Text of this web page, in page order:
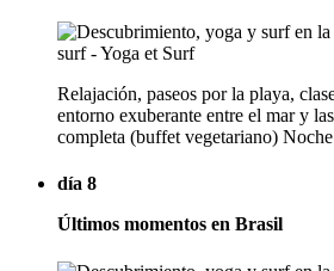
Relajación, paseos por la playa,
entorno exuberante entre el mar y
completa (buffet vegetariano)
día 8
Últimos momentos en Brasil